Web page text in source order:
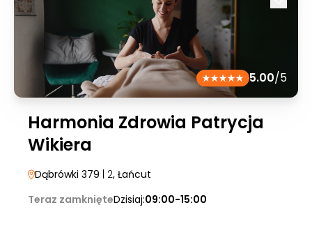
5.00/5
Harmonia Zdrowia Patrycja
Wikiera
Dąbrówki 379 | 2, Łańcut
Teraz zamknięteDzisiaj:09:00-15:00